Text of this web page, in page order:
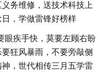
务维修，送技术科技上
，学做雷锋好榜样
疾手快，莫要左顾右盼
狂风暴雨，不要旁敲侧
，世代相传三月五学雷